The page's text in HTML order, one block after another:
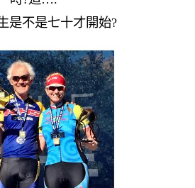
是不是七十才開始?